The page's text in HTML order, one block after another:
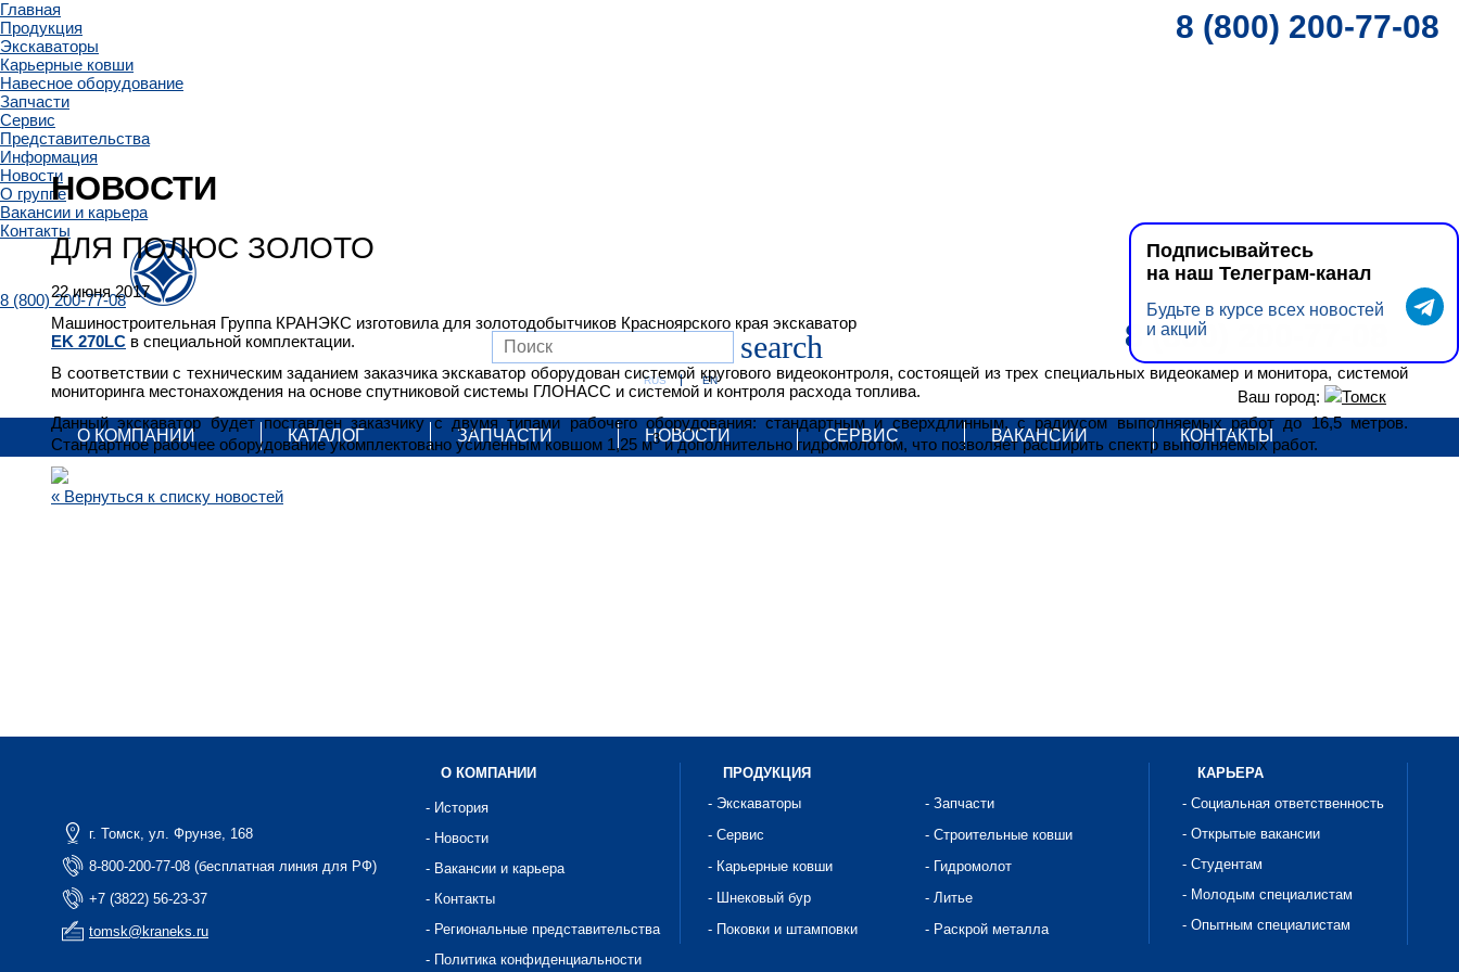
Главная
Продукция
Экскаваторы
Карьерные ковши
Навесное оборудование
Запчасти
Сервис
Представительства
Информация
Новости
О группе
Вакансии и карьера
Контакты
8 (800) 200-77-08
search
RUS EN
8 (800) 200-77-08
Ваш город: Томск
8 (800) 200-77-08
О КОМПАНИИ КАТАЛОГ ЗАПЧАСТИ НОВОСТИ СЕРВИС ВАКАНСИИ КОНТАКТЫ
НОВОСТИ
ДЛЯ ПОЛЮС ЗОЛОТО
22 июня 2017
Машиностроительная Группа КРАНЭКС изготовила для золотодобытчиков Красноярского края экскаватор
EK 270LC в специальной комплектации.
В соответствии с техническим заданием заказчика экскаватор оборудован системой кругового видеоконтроля, состоящей из трех специальных видеокамер и монитора, системой
мониторинга местонахождения на основе спутниковой системы ГЛОНАСС и системой и контроля расхода топлива.
Данный экскаватор будет поставлен заказчику с двумя типами рабочего оборудования: стандартным и сверхдлинным, с радиусом выполняемых работ до 16,5 метров.
Стандартное рабочее оборудование укомплектовано усиленным ковшом 1,25 м3и дополнительно гидромолотом, что позволяет расширить спектр выполняемых работ.
« Вернуться к списку новостей
г. Томск, ул. Фрунзе, 168
8-800-200-77-08 (бесплатная линия для РФ)
+7 (3822) 56-23-37
tomsk@kraneks.ru
О КОМПАНИИ
- История
- Новости
- Вакансии и карьера
- Контакты
- Региональные представительства
- Политика конфиденциальности
ПРОДУКЦИЯ
- Экскаваторы
- Запчасти
- Сервис
- Строительные ковши
- Карьерные ковши
- Гидромолот
- Шнековый бур
- Литье
- Поковки и штамповки
- Раскрой металла
КАРЬЕРА
- Социальная ответственность
- Открытые вакансии
- Студентам
- Молодым специалистам
- Опытным специалистам
Подписывайтесь
на наш Телеграм-канал
Будьте в курсе всех новостей
и акций